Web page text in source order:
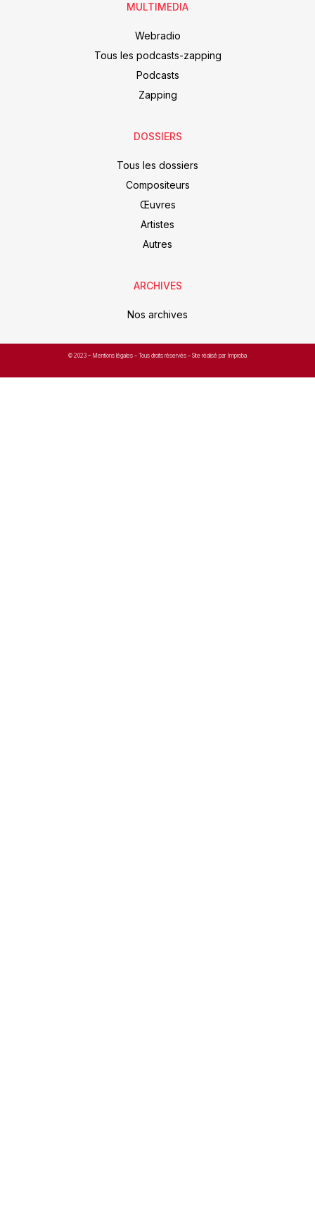
MULTIMEDIA
Webradio
Tous les podcasts-zapping
Podcasts
Zapping
DOSSIERS
Tous les dossiers
Compositeurs
Œuvres
Artistes
Autres
ARCHIVES
Nos archives
© 2023 – Mentions légales – Tous droits réservés – Site réalisé par Improba